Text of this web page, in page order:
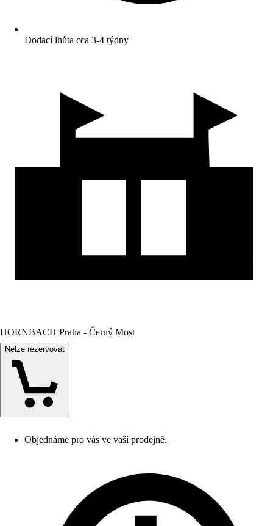
Dodací lhůta cca 3-4 týdny
HORNBACH Praha - Černý Most
Nelze rezervovat
Objednáme pro vás ve vaší prodejně.